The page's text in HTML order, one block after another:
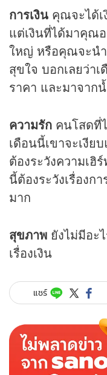
การเงิน คุณจะได้เ
แต่เงินที่ได้มาคุณ
ใหญ่ หรือคุณจะนำ
สุขใจ บอกเลยว่า
ราคา และมาจาก
ความรัก คนโสดที่
เดือนนี้เขาจะเงี
ต้องระวังความเ
นี้ต้องระวังเรื่องก
มาก
สุขภาพ ยังไม่มีอะ
เรื่องเงิน
แชร์